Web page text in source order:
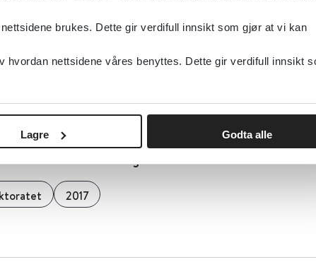
brukes. Dette gir verdifull innsikt som gjør at vi kan
hvordan nettsidene våres benyttes. Dette gir verdifull innsikt
Lagre Godta alle
mot barn og unge med innvandrerbakgrunn
om vold og traumatisk stress
2017